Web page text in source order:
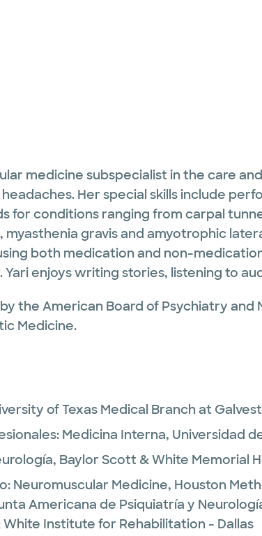
medicine subspecialist in the care
Her special skills include
for conditions ranging from carpal
gravis and amyotrophic
both medication and non-
enjoys writing stories, listening to
the American Board of Psychiatry
Medicine.
of Texas Medical Branch at
Medicina Interna, Universidad
Baylor Scott & White Memorial
Neuromuscular Medicine, Houston
Americana de Psiquiatría y
Institute for Rehabilitation - Dallas